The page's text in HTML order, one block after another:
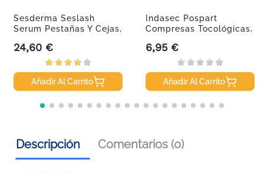
Sesderma Seslash
Serum Pestañas Y Cejas,
Precio
24,60 €
Añadir Al Carrito
Indasec Pospart
Compresas Tocológicas,
Precio
6,95 €
Añadir Al Carrito
Descripción Comentarios (0)